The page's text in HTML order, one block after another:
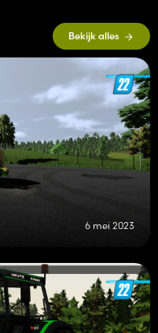
Bekijk alles
6 mei 2023